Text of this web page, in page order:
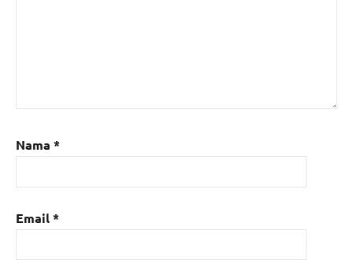
Nama *
Email*